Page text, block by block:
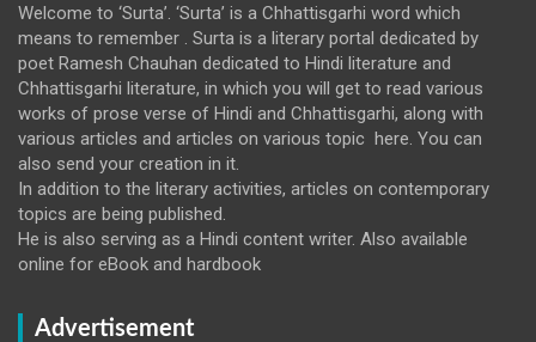
Welcome to ‘Surta’. ‘Surta’ is a Chhattisgarhi word which
means to remember . Surta is a literary portal dedicated by
poet Ramesh Chauhan dedicated to Hindi literature and
Chhattisgarhi literature, in which you will get to read various
works of prose verse of Hindi and Chhattisgarhi, along with
various articles and articles on various topic here. You can
also send your creation in it.
In addition to the literary activities, articles on contemporary
topics are being published.
He is also serving as a Hindi content writer. Also available
online for eBook and hardbook
Advertisement